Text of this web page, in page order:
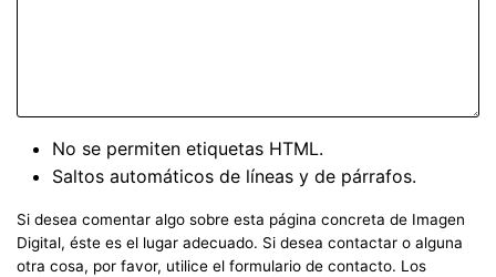
No se permiten etiquetas HTML.
Saltos automáticos de líneas y de párrafos.
Si desea comentar algo sobre esta página concreta de Imagen
Digital, éste es el lugar adecuado. Si desea contactar o alguna
otra cosa, por favor, utilice el formulario de contacto. Los